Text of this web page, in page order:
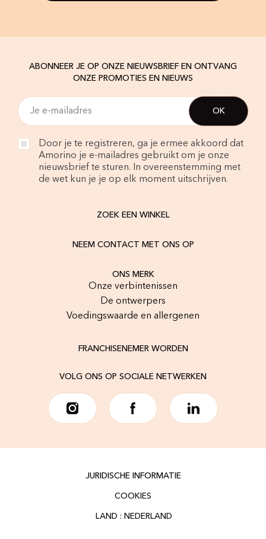
ABONNEER JE OP ONZE NIEUWSBRIEF EN ONTVANG
ONZE PROMOTIES EN NIEUWS
Door je te registreren, ga je ermee akkoord dat
Amorino je e-mailadres gebruikt om je onze
nieuwsbrief te sturen. In overeenstemming met
de wet kun je je op elk moment uitschrijven.
ZOEK EEN WINKEL
NEEM CONTACT MET ONS OP
ONS MERK
Onze verbintenissen
De ontwerpers
Voedingswaarde en allergenen
FRANCHISENEMER WORDEN
VOLG ONS OP SOCIALE NETWERKEN
JURIDISCHE INFORMATIE
COOKIES